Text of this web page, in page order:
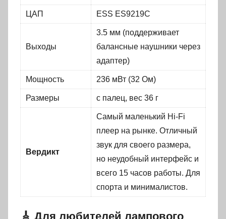
ЦАП ESS ES9219C
Выходы
3.5 мм (поддерживает
балансные наушники через
адаптер)
Мощность 236 мВт (32 Ом)
Размеры с палец, вес 36 г
Вердикт
Самый маленький Hi-Fi
плеер на рынке. Отличный
звук для своего размера,
но неудобный интерфейс и
всего 15 часов работы. Для
спорта и минималистов.
🎸 Для любителей лампового